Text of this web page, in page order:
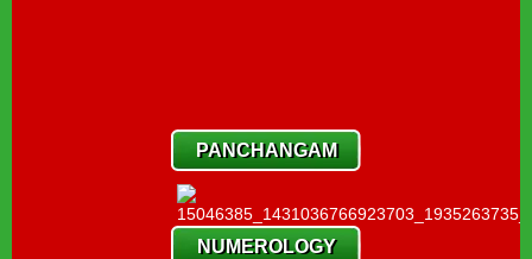
PANCHANGAM
NUMEROLOGY